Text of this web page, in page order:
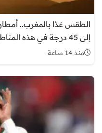
الطقس غدًا بالمغرب..
إلى 45 درجة في هذه المناطق
منذ 14 ساعة